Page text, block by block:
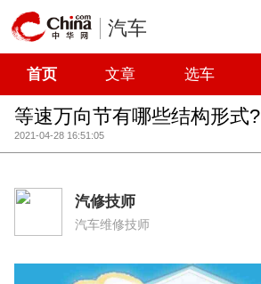
汽车
首页 文章 选车
等速万向节有哪些结构形式?
2021-04-28 16:51:05
汽修技师
汽车维修技师